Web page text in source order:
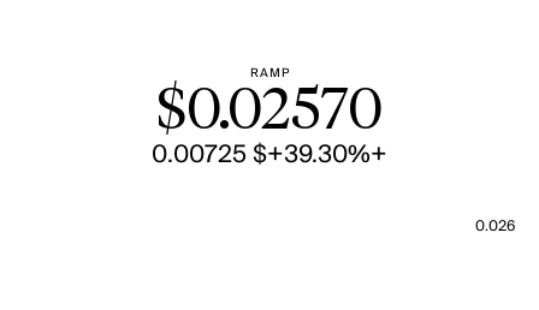
RAMP
$0.02570
+39.30%
+$ 0.00725
0.026